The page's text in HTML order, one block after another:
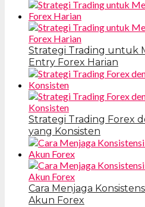
Strategi Trading untuk
Entry Forex Harian
Strategi Trading Forex
yang Konsisten
Cara Menjaga
Akun Forex